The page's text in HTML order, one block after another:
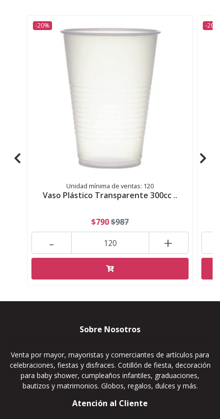
-20%
Unidad mínima de ventas: 120
Vaso Plástico Transparente 300cc ..
$790$987
+
-
-20%
Sobre Nosotros
Venta por mayor, mayoristas y comerciantes de artículos para
celebraciones, fiestas y disfraces. Cotillón de fiesta, decoración
para baby shower, cumpleaños infantiles, graduaciones,
bautizos y matrimonios. Globos, regalos, dulces y más.
Atención al Cliente